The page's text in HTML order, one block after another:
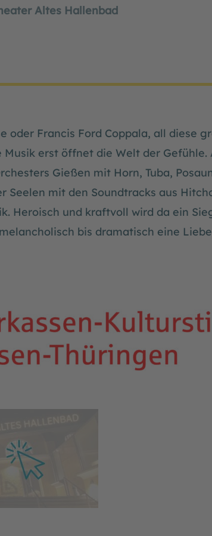
Altes Hallenbad
oder Francis Ford Coppala, all diese
erst öffnet die Welt der Gefühle.
Gießen mit Horn, Tuba,
Seelen mit den Soundtracks aus
Heroisch und kraftvoll wird da ein
bis dramatisch eine